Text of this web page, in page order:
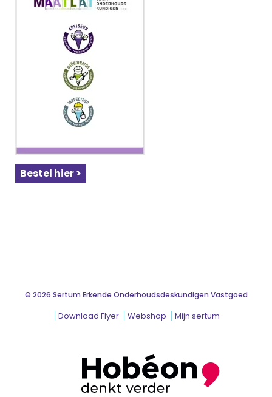
Bestel hier >
© 2026 Sertum Erkende Onderhoudsdeskundigen Vastgoed
Download Flyer Webshop Mijn sertum